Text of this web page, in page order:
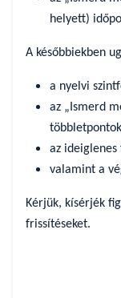
helyett)
A későbbiekben
a nyelvi
az „Ismerd
az
valamint a
Kérjük, kísérjék
frissítéseket.